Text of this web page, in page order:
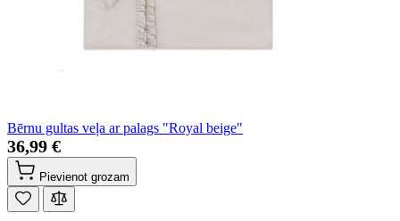
Bērnu gultas veļa ar palags "Royal beige"
36,99 €
Pievienot grozam